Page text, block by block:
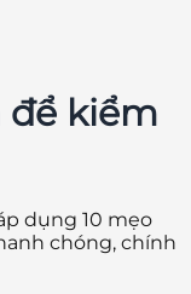
để kiểm
dụng 10 mẹo
chóng, chính